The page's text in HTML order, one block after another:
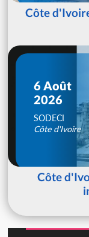
Côte
6 Août
2026
SODECI
Côte d'Ivoire
Côte